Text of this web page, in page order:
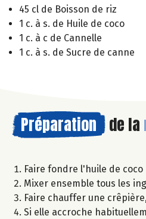
45 cl de Boisson de riz
1 c. à s. de Huile de coco
1 c. à c de Cannelle
1 c. à s. de Sucre de canne
Préparation de la
Faire fondre l'huile de
Mixer ensemble tous les
Faire chauffer une
Si elle accroche